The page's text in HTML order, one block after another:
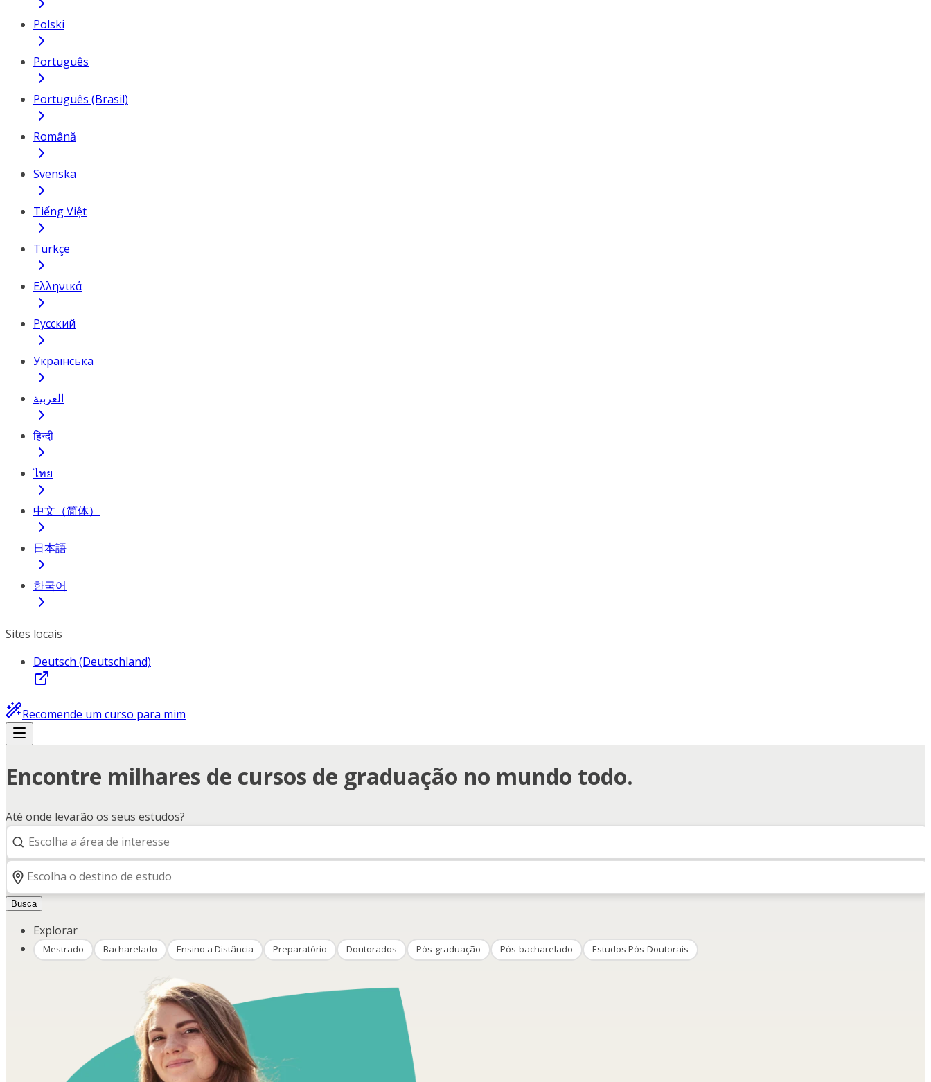
Polski
Português
Português (Brasil)
Română
Svenska
Tiếng Việt
Türkçe
Ελληνικά
Русский
Українська
العربية
हिन्दी
ไทย
中文（简体）
日本語
한국어
Sites locais
Deutsch (Deutschland)
Recomende um curso para mim
Encontre milhares de cursos de graduação no mundo todo.
Até onde levarão os seus estudos?
Busca
Explorar
Mestrado Bacharelado Ensino a Distância Preparatório Doutorados Pós-graduação Pós-bacharelado Estudos Pós-Doutorais